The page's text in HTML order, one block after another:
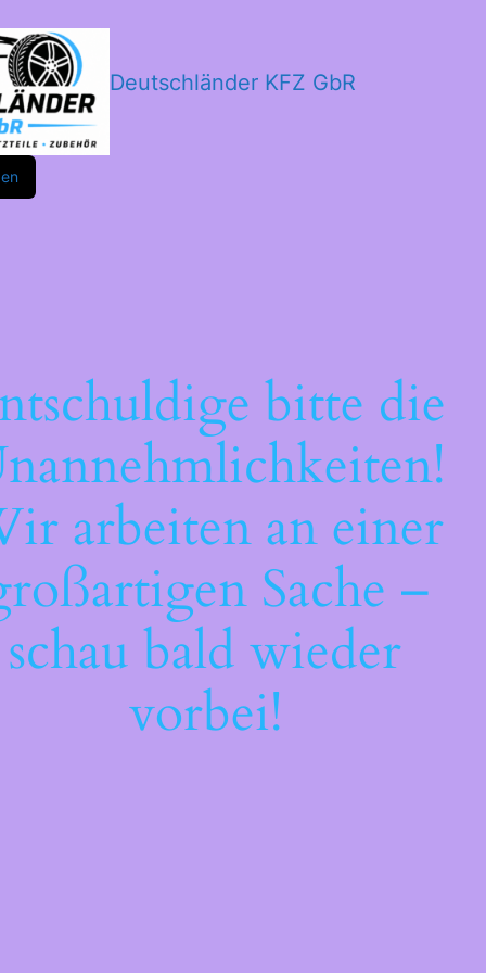
Deutschländer KFZ GbR
bitte die
arbeiten an einer
Sache –
schau bald wieder
vorbei!